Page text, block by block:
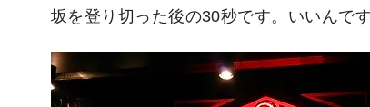
坂を登り切った後の30秒です。いいんで